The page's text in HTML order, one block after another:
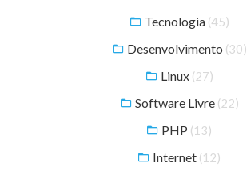
Tecnologia (45)
Desenvolvimento (30)
Linux (27)
Software Livre (22)
PHP (13)
Internet (12)